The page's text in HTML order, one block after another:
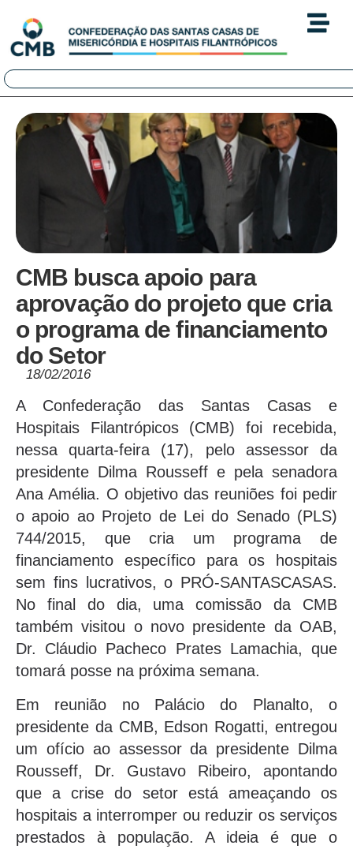
CMB busca apoio para
aprovação do projeto que cria
o programa de financiamento
do Setor
18/02/2016
A Confederação das Santas Casas e
Hospitais Filantrópicos (CMB) foi recebida,
nessa quarta-feira (17), pelo assessor da
presidente Dilma Rousseff e pela senadora
Ana Amélia. O objetivo das reuniões foi pedir
o apoio ao Projeto de Lei do Senado (PLS)
744/2015, que cria um programa de
financiamento específico para os hospitais
sem fins lucrativos, o PRÓ-SANTASCASAS.
No final do dia, uma comissão da CMB
também visitou o novo presidente da OAB,
Dr. Cláudio Pacheco Prates Lamachia, que
tomará posse na próxima semana.
Em reunião no Palácio do Planalto, o
presidente da CMB, Edson Rogatti, entregou
um ofício ao assessor da presidente Dilma
Rousseff, Dr. Gustavo Ribeiro, apontando
que a crise do setor está ameaçando os
hospitais a interromper ou reduzir os serviços
prestados à população. A ideia é que o